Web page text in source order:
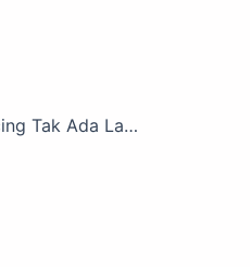
Isu Ekologi, Kastrasi, setelah Dengkuran Kucing Tak Ada Lagi